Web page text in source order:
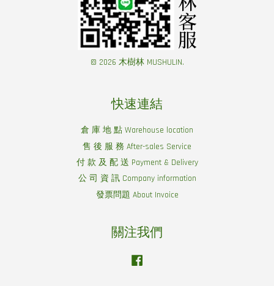
© 2026 木樹林 MUSHULIN.
快速連結
倉 庫 地 點 Warehouse location
售 後 服 務 After-sales Service
付 款 及 配 送 Payment & Delivery
公 司 資 訊 Company information
發票問題 About Invoice
關注我們